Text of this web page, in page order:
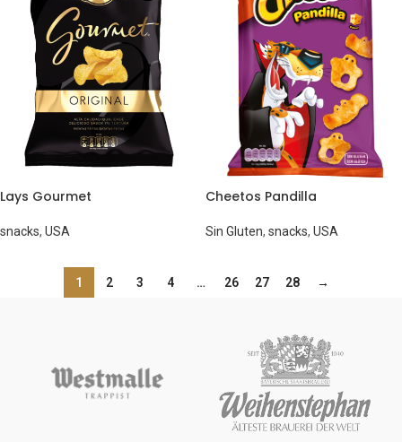
Lays Gourmet
snacks, USA
Cheetos Pandilla
Sin Gluten, snacks, USA
1 2 3 4 … 26 27 28 →